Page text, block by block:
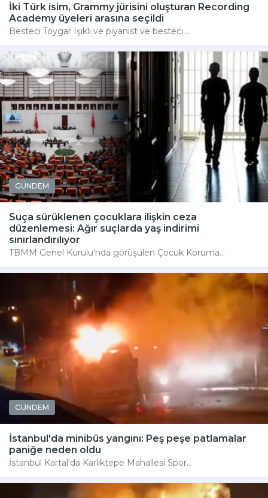
İki Türk isim, Grammy jürisini oluşturan Recording
Academy üyeleri arasına seçildi
Besteci Toygar Işıklı ve piyanist ve besteci...
GÜNDEM
Suça sürüklenen çocuklara ilişkin ceza
düzenlemesi: Ağır suçlarda yaş indirimi
sınırlandırılıyor
TBMM Genel Kurulu'nda görüşülen Çocuk Koruma...
GÜNDEM
İstanbul'da minibüs yangını: Peş peşe patlamalar
paniğe neden oldu
İstanbul Kartal'da Karlıktepe Mahallesi Spor...